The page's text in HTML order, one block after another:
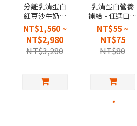
分離乳清蛋白
紅豆沙牛奶風
味
NT$1,560 ~
NT$2,980
NT$3,280
乳清蛋白營養
補給 - 任選口味
隨身包（ 單包 /
30包 / 60包 ）
NT$55 ~
NT$75
NT$80